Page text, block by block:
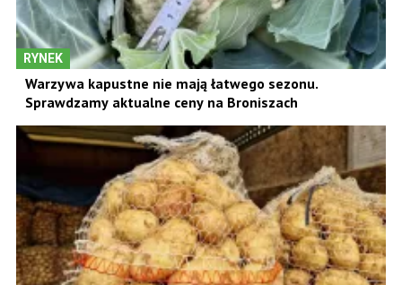
RYNEK
Warzywa kapustne nie mają łatwego sezonu.
Sprawdzamy aktualne ceny na Broniszach